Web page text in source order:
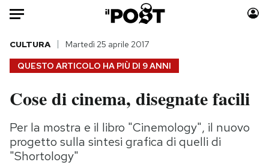
Auto
HOME
Italia
Politica
Tecnologia
Moda
Consumismi
Storie/Idee
QUESTO ARTICOLO HA PIÙ DI 9 ANNI
CULTURA Martedì 25 aprile 2017
Cose di cinema, disegnate facili
Per la mostra e il libro "Cinemology", il nuovo
progetto sulla sintesi grafica di quelli di
"Shortology"